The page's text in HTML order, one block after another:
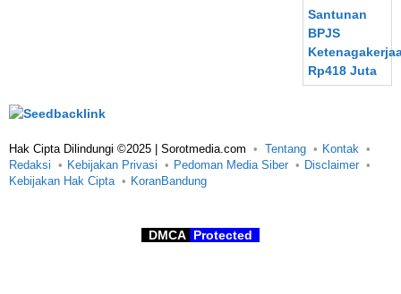
Hak Cipta Dilindungi ©2025 | Sorotmedia.com Tentang
Kontak
Redaksi
Kebijakan Privasi Pedoman Media Siber
Disclaimer
Kebijakan Hak Cipta
KoranBandung
DMCA Protected